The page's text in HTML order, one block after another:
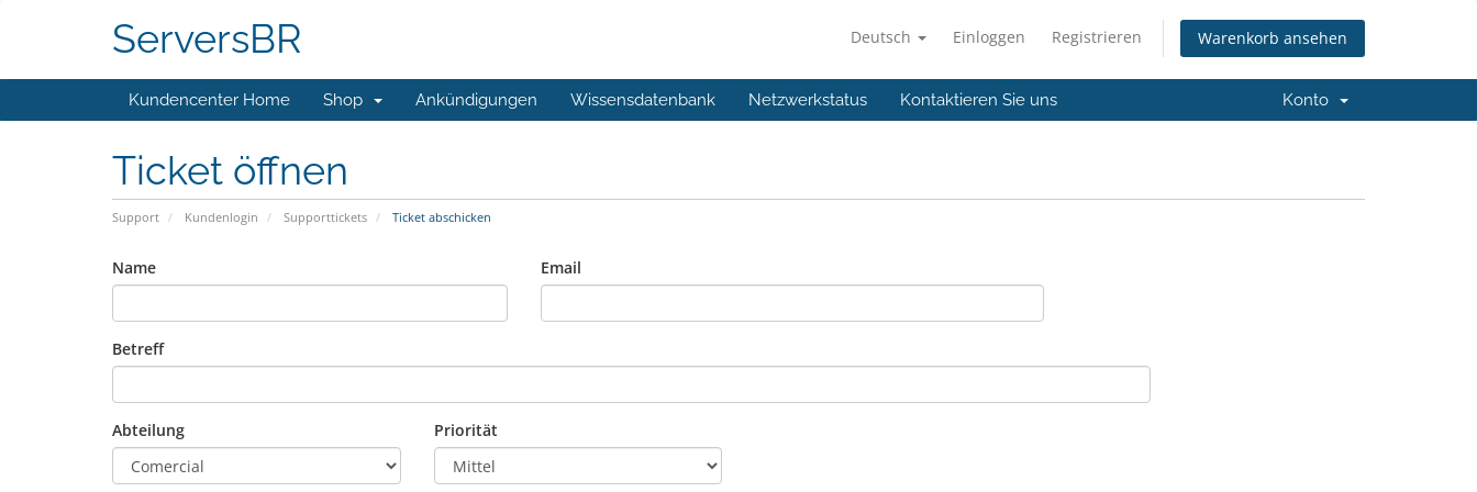
Deutsch Einloggen Registrieren Warenkorb ansehen
ServersBR
Kundencenter Home Shop Ankündigungen Wissensdatenbank Netzwerkstatus Kontaktieren Sie uns Konto
Ticket öffnen
Support Kundenlogin Supporttickets Ticket abschicken
Name Email
Betreff
Abteilung Priorität